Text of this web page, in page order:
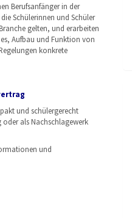
Berufsanfänger in der
Schülerinnen und Schüler
gelten, und erarbeiten
Aufbau und Funktion von
konkrete
und schülergerecht
als Nachschlagewerk
und